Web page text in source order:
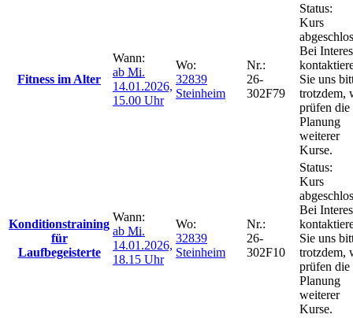
Fitness im Alter
Wann:
ab Mi.
14.01.2026,
15.00 Uhr
Wo:
32839
Steinheim
Nr.:
26-
302F79
Status:
Kurs
Bei
Sie uns
trotzdem,
prüfen die
Planung
weiterer
Kurse.
Konditionstraining
für
Laufbegeisterte
Wann:
ab Mi.
14.01.2026,
18.15 Uhr
Wo:
32839
Steinheim
Nr.:
26-
302F10
Status:
Kurs
Bei
Sie uns
trotzdem,
prüfen die
Planung
weiterer
Kurse.